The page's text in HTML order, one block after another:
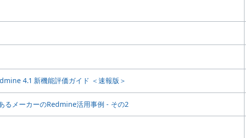
4.1 新機能評価ガイド ＜速報版＞
るメーカーのRedmine活用事例 - その2